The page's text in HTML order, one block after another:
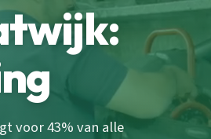
voor 43% van alle